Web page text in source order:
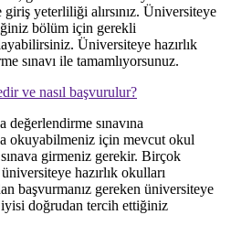
yeterliliği alırsınız. Üniversiteye
bölüm için gerekli
Üniversiteye hazırlık
sınavı ile tamamlıyorsunuz.
ve nasıl başvurulur?
sınavına
okuyabilmeniz için mevcut okul
girmeniz gerekir. Birçok
hazırlık okulları
başvurmanız gereken üniversiteye
iyisi doğrudan tercih ettiğiniz